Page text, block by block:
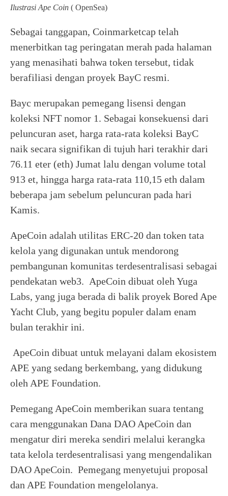
Ilustrasi Ape Coin ( OpenSea)
Sebagai tanggapan, Coinmarketcap telah
menerbitkan tag peringatan merah pada halaman
yang menasihati bahwa token tersebut, tidak
berafiliasi dengan proyek BayC resmi.
Bayc merupakan pemegang lisensi dengan
koleksi NFT nomor 1. Sebagai konsekuensi dari
peluncuran aset, harga rata-rata koleksi BayC
naik secara signifikan di tujuh hari terakhir dari
76.11 eter (eth) Jumat lalu dengan volume total
913 et, hingga harga rata-rata 110,15 eth dalam
beberapa jam sebelum peluncuran pada hari
Kamis.
ApeCoin adalah utilitas ERC-20 dan token tata
kelola yang digunakan untuk mendorong
pembangunan komunitas terdesentralisasi sebagai
pendekatan web3. ApeCoin dibuat oleh Yuga
Labs, yang juga berada di balik proyek Bored Ape
Yacht Club, yang begitu populer dalam enam
bulan terakhir ini.
ApeCoin dibuat untuk melayani dalam ekosistem
APE yang sedang berkembang, yang didukung
oleh APE Foundation.
Pemegang ApeCoin memberikan suara tentang
cara menggunakan Dana DAO ApeCoin dan
mengatur diri mereka sendiri melalui kerangka
tata kelola terdesentralisasi yang mengendalikan
DAO ApeCoin. Pemegang menyetujui proposal
dan APE Foundation mengelolanya.